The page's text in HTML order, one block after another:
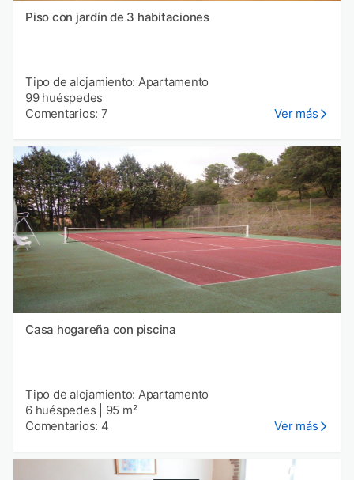
Piso con jardín de 3 habitaciones
Tipo de alojamiento: Apartamento
99 huéspedes
Comentarios: 7
Ver más
Casa hogareña con piscina
Tipo de alojamiento: Apartamento
6 huéspedes
95 m²
Comentarios: 4
Ver más